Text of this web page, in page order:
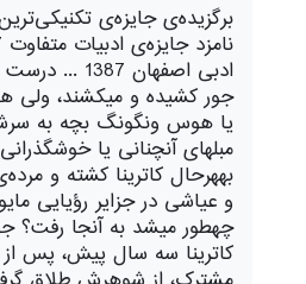
ادبی اصفهان
جور کشید‌ه و می‏کشند‌، ولی
یا هوس ونگ‏ونگ بچه به
مبل‏های آن‏چنانی یا
به‏هر‌حال کاترینا کشته و
و عیاشی د‌ر جزایر رؤیایی
چه‏طور می‏شد‌ به آنجا رفت؟
کاترینا سه سال پیش، پس